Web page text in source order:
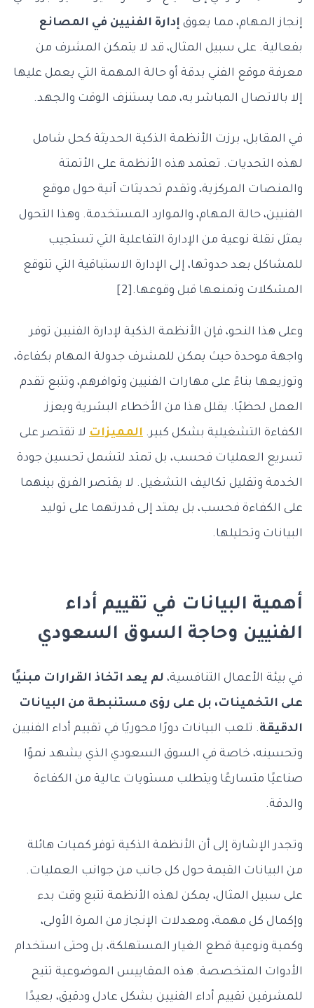
إنجاز المهام، مما يعوق إدارة الفنيين في المصانع
بفعالية. على سبيل المثال، قد لا يتمكن المشرف من
معرفة موقع الفني بدقة أو حالة المهمة التي يعمل عليها
إلا بالاتصال المباشر به، مما يستنزف الوقت والجهد.
في المقابل، برزت الأنظمة الذكية الحديثة كحل شامل
لهذه التحديات. تعتمد هذه الأنظمة على الأتمتة
والمنصات المركزية، وتقدم تحديثات آنية حول موقع
الفنيين، حالة المهام، والموارد المستخدمة. وهذا التحول
يمثل نقلة نوعية من الإدارة التفاعلية التي تستجيب
للمشاكل بعد حدوثها، إلى الإدارة الاستباقية التي تتوقع
المشكلات وتمنعها قبل وقوعها.[2]
وعلى هذا النحو، فإن الأنظمة الذكية لإدارة الفنيين توفر
واجهة موحدة حيث يمكن للمشرف جدولة المهام بكفاءة،
وتوزيعها بناءً على مهارات الفنيين وتوافرهم، وتتبع تقدم
العمل لحظيًا. يقلل هذا من الأخطاء البشرية ويعزز
الكفاءة التشغيلية بشكل كبير. المميزات لا تقتصر على
تسريع العمليات فحسب، بل تمتد لتشمل تحسين جودة
الخدمة وتقليل تكاليف التشغيل. لا يقتصر الفرق بينهما
على الكفاءة فحسب، بل يمتد إلى قدرتهما على توليد
البيانات وتحليلها.
أهمية البيانات في تقييم أداء
الفنيين وحاجة السوق السعودي
في بيئة الأعمال التنافسية، لم يعد اتخاذ القرارات مبنيًا
على التخمينات، بل على رؤى مستنبطة من البيانات
الدقيقة. تلعب البيانات دورًا محوريًا في تقييم أداء الفنيين
وتحسينه، خاصة في السوق السعودي الذي يشهد نموًا
صناعيًا متسارعًا ويتطلب مستويات عالية من الكفاءة
والدقة.
وتجدر الإشارة إلى أن الأنظمة الذكية توفر كميات هائلة
من البيانات القيمة حول كل جانب من جوانب العمليات.
على سبيل المثال، يمكن لهذه الأنظمة تتبع وقت بدء
وإكمال كل مهمة، ومعدلات الإنجاز من المرة الأولى،
وكمية ونوعية قطع الغيار المستهلكة، بل وحتى استخدام
الأدوات المتخصصة. هذه المقاييس الموضوعية تتيح
للمشرفين تقييم أداء الفنيين بشكل عادل ودقيق، بعيدًا